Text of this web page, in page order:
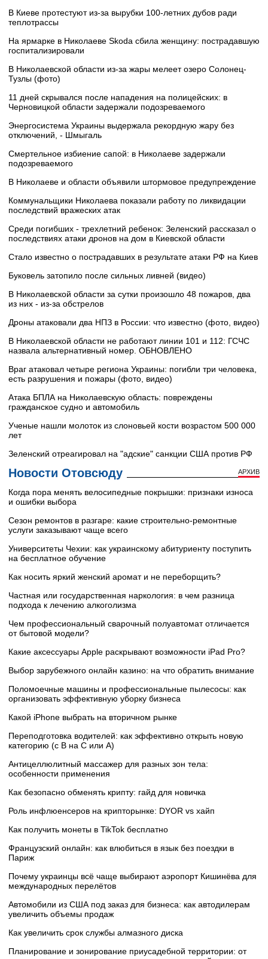
В Киеве протестуют из-за вырубки 100-летних дубов ради
теплотрассы
На ярмарке в Николаеве Skoda сбила женщину: пострадавшую
госпитализировали
В Николаевской области из-за жары мелеет озеро Солонец-
Тузлы (фото)
11 дней скрывался после нападения на полицейских: в
Черновицкой области задержали подозреваемого
Энергосистема Украины выдержала рекордную жару без
отключений, - Шмыгаль
Смертельное избиение сапой: в Николаеве задержали
подозреваемого
В Николаеве и области объявили штормовое предупреждение
Коммунальщики Николаева показали работу по ликвидации
последствий вражеских атак
Среди погибших - трехлетний ребенок: Зеленский рассказал о
последствиях атаки дронов на дом в Киевской области
Стало известно о пострадавших в результате атаки РФ на Киев
Буковель затопило после сильных ливней (видео)
В Николаевской области за сутки произошло 48 пожаров, два
из них - из-за обстрелов
Дроны атаковали два НПЗ в России: что известно (фото, видео)
В Николаевской области не работают линии 101 и 112: ГСЧС
назвала альтернативный номер. ОБНОВЛЕНО
Враг атаковал четыре региона Украины: погибли три человека,
есть разрушения и пожары (фото, видео)
Атака БПЛА на Николаевскую область: повреждены
гражданское судно и автомобиль
Ученые нашли молоток из слоновьей кости возрастом 500 000
лет
Зеленский отреагировал на "адские" санкции США против РФ
Новости Отовсюду АРХИВ
Когда пора менять велосипедные покрышки: признаки износа
и ошибки выбора
Сезон ремонтов в разгаре: какие строительно-ремонтные
услуги заказывают чаще всего
Университеты Чехии: как украинскому абитуриенту поступить
на бесплатное обучение
Как носить яркий женский аромат и не переборщить?
Частная или государственная наркология: в чем разница
подхода к лечению алкоголизма
Чем профессиональный сварочный полуавтомат отличается
от бытовой модели?
Какие аксессуары Apple раскрывают возможности iPad Pro?
Выбор зарубежного онлайн казино: на что обратить внимание
Поломоечные машины и профессиональные пылесосы: как
организовать эффективную уборку бизнеса
Какой iPhone выбрать на вторичном рынке
Переподготовка водителей: как эффективно открыть новую
категорию (с B на C или А)
Антицеллюлитный массажер для разных зон тела:
особенности применения
Как безопасно обменять крипту: гайд для новичка
Роль инфлюенсеров на крипторынке: DYOR vs хайп
Как получить монеты в TikTok бесплатно
Французский онлайн: как влюбиться в язык без поездки в
Париж
Почему украинцы всё чаще выбирают аэропорт Кишинёва для
международных перелётов
Автомобили из США под заказ для бизнеса: как автодилерам
увеличить объемы продаж
Как увеличить срок службы алмазного диска
Планирование и зонирование приусадебной территории: от